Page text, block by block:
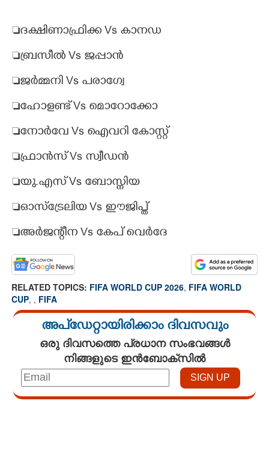
ദക്ഷിണാഫ്രിക്ക Vs കാനഡ
ബ്രസീൽ Vs ജപ്പാൻ
ജർമ്മനി Vs പരാഗ്വേ
ഹോളണ്ട് Vs മൊറോക്കോ
നോർവേ Vs ഐവറി കോസ്റ്റ്
ഫ്രാൻസ് Vs സ്വീഡൻ
യു.എസ് Vs ബോസ്നിയ
ഓസ്ട്രേലിയ Vs ഈജിപ്ത്
അർജന്റീന Vs കേപ്‌ വെർദേ
RELATED TOPICS: FIFA WORLD CUP 2026, FIFA WORLD
CUP, , FIFA
അപ്ഡേറ്റായിരിക്കാം ദിവസവും
ഒരു ദിവസത്തെ പ്രധാന സംഭവങ്ങൾ
നിങ്ങളുടെ ഇൻബോക്സിൽ